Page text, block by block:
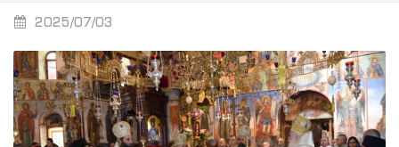
2025/07/03